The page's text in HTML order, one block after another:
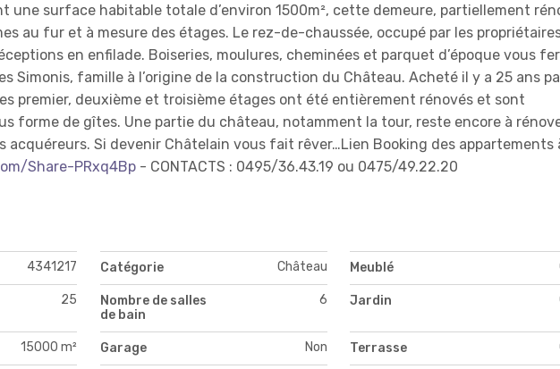
une surface habitable totale d’environ 1500m², cette demeure, partiellement
au fur et à mesure des étages. Le rez-de-chaussée, occupé par les
en enfilade. Boiseries, moulures, cheminées et parquet d’époque vous
Simonis, famille à l’origine de la construction du Château. Acheté il y a 25 ans
premier, deuxième et troisième étages ont été entièrement rénovés et sont
forme de gîtes. Une partie du château, notamment la tour, reste encore à
acquéreurs. Si devenir Châtelain vous fait rêver…Lien Booking des appartements
Share-PRxq4Bp - CONTACTS : 0495/36.43.19 ou 0475/49.22.20
4341217 Catégorie Château Meublé
25
Nombre de salles
de bain
6 Jardin
15000 m² Garage Non Terrasse